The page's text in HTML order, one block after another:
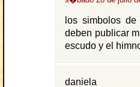
los simbolos
deben publicar
escudo y el
daniela